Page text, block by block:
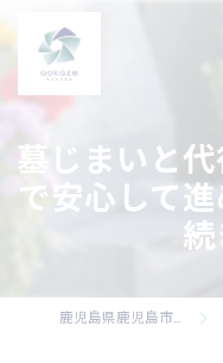
墓じまいと
で安心して